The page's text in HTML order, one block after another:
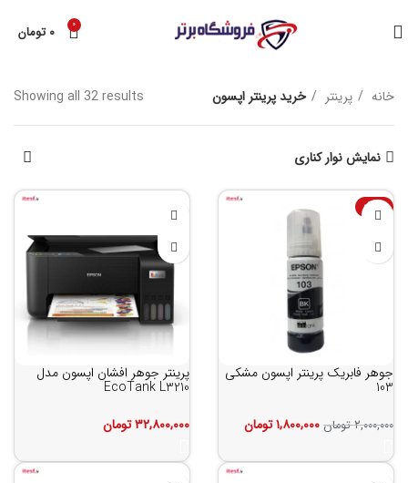
0 ۰ تومان
خانه پرینتر خرید پرینتر اپسون Showing all 32 results
نمایش نوار کناری
-10%
جوهر فابریک پرینتر اپسون مشکی
103
۲,۰۰۰,۰۰۰ تومان ۱,۸۰۰,۰۰۰تومان
پرینتر جوهر افشان اپسون مدل
EcoTank L3210
۳۲,۸۰۰,۰۰۰تومان